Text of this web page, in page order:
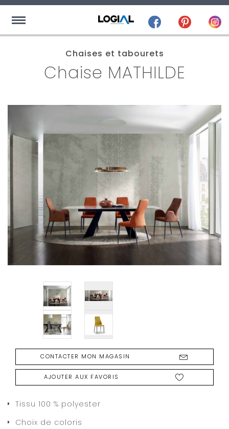
Chaises et tabourets
Chaise MATHILDE
CONTACTER MON MAGASIN
AJOUTER AUX FAVORIS
Tissu 100 % polyester
Choix de coloris